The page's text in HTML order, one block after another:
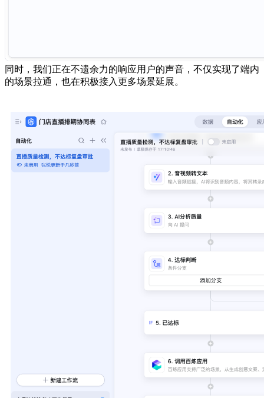
同时，我们正在不遗余力的响应用户的声音，不仅实现了端内
的场景拉通，也在积极接入更多场景延展。